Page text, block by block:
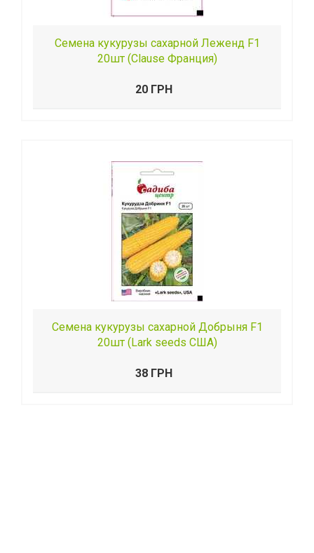
Семена кукурузы сахарной Леженд F1
20шт (Clause Франция)
20 ГРН
Семена кукурузы сахарной Добрыня F1
20шт (Lark seeds США)
38 ГРН